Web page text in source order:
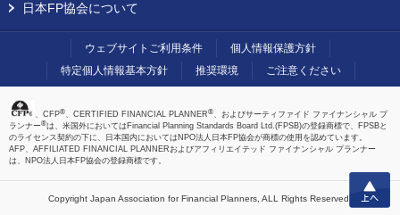
上へ
日本FP協会について
ウェブサイトご利用条件
個人情報保護方針
特定個人情報基本方針
推奨環境 ご注意ください
、CFP®、CERTIFIED FINANCIAL PLANNER®、およびサーティファイド ファイナンシャル プ
ランナー®は、米国外においてはFinancial Planning Standards Board Ltd.(FPSB)の登録商標で、FPSBと
のライセンス契約の下に、日本国内においてはNPO法人日本FP協会が商標の使用を認めています。
AFP、AFFILIATED FINANCIAL PLANNERおよびアフィリエイテッド ファイナンシャル プランナー
は、NPO法人日本FP協会の登録商標です。
Copyright Japan Association for Financial Planners, ALL Rights Reserved.